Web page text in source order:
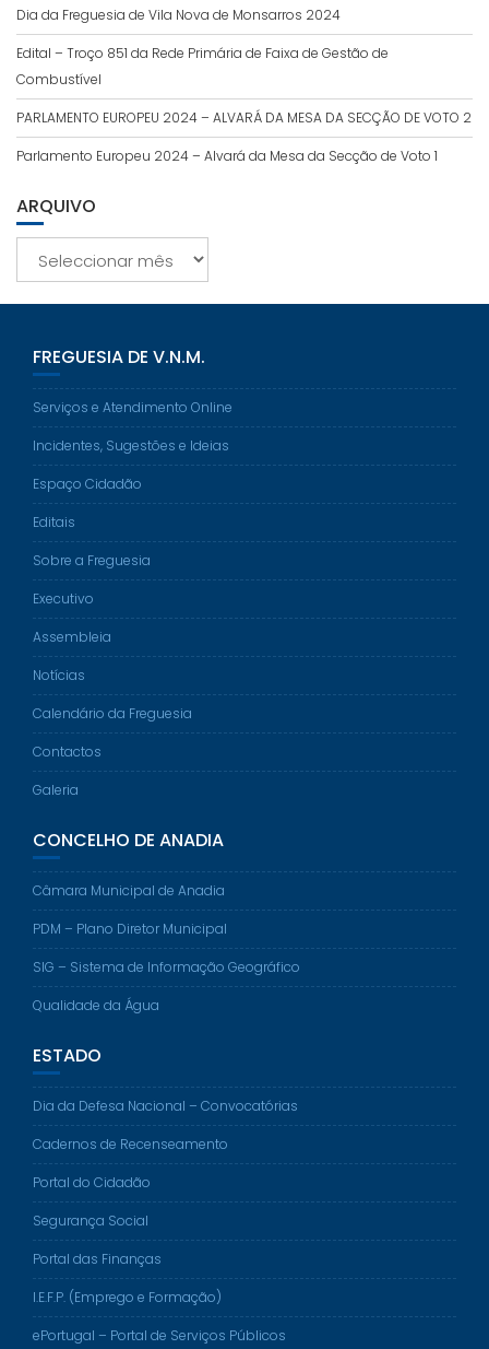
Dia da Freguesia de Vila Nova de Monsarros 2024
Edital – Troço 851 da Rede Primária de Faixa de Gestão de
Combustível
PARLAMENTO EUROPEU 2024 – ALVARÁ DA MESA DA SECÇÃO DE VOTO 2
Parlamento Europeu 2024 – Alvará da Mesa da Secção de Voto 1
ARQUIVO
FREGUESIA DE V.N.M.
Serviços e Atendimento Online
Incidentes, Sugestões e Ideias
Espaço Cidadão
Editais
Sobre a Freguesia
Executivo
Assembleia
Notícias
Calendário da Freguesia
Contactos
Galeria
CONCELHO DE ANADIA
Câmara Municipal de Anadia
PDM – Plano Diretor Municipal
SIG – Sistema de Informação Geográfico
Qualidade da Água
ESTADO
Dia da Defesa Nacional – Convocatórias
Cadernos de Recenseamento
Portal do Cidadão
Segurança Social
Portal das Finanças
I.E.F.P. (Emprego e Formação)
ePortugal – Portal de Serviços Públicos